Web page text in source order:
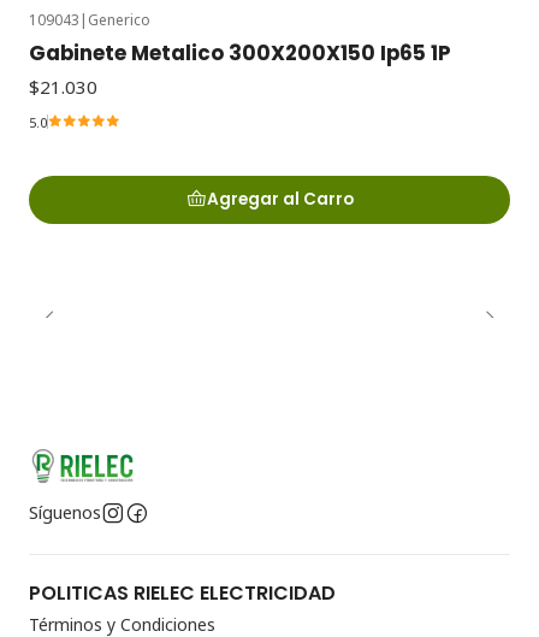
109043 | Generico
Gabinete Metalico 300X200X150 Ip65 1P
$21.030
5.0
Agregar al Carro
Síguenos
POLITICAS RIELEC ELECTRICIDAD
Términos y Condiciones